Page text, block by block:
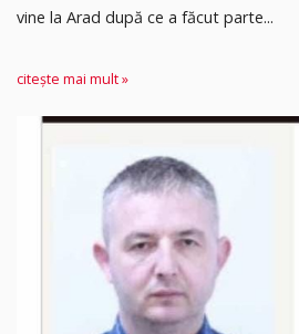
vine la Arad după ce a făcut parte...
citește mai mult »